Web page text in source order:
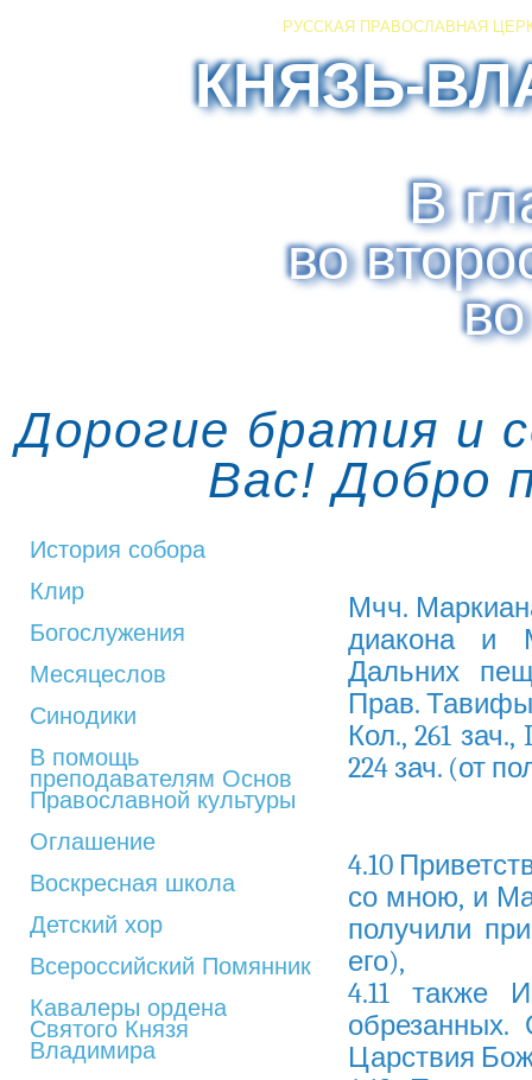
РУССКАЯ ПРАВОСЛАВНАЯ
КНЯЗЬ-
В
во
Дорогие братия и
Вас! Добро
История собора
Клир
Богослужения
Месяцеслов
Синодики
В помощь
преподавателям Основ
Православной культуры
Оглашение
Воскресная школа
Детский хор
Всероссийский Помянник
Кавалеры ордена
Святого Князя
Владимира
Мчч.
диакона и
Дальних
Прав.
Кол., 261
224 зач. (от
4.10
со мною, и
получили
его),
4.11 также
Царствия